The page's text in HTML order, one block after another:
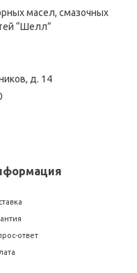
масел, смазочных
“Шелл”
д. 14
ответ